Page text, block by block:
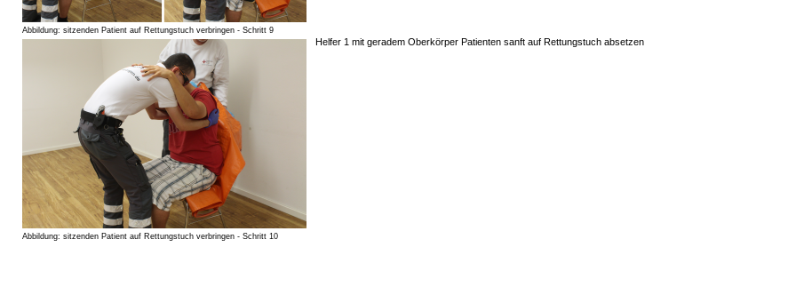
Abbildung: sitzenden Patient auf Rettungstuch verbringen - Schritt 9
Abbildung: sitzenden Patient auf Rettungstuch verbringen - Schritt 10
Helfer 1 mit geradem Oberkörper Patienten sanft auf Rettungstuch absetzen